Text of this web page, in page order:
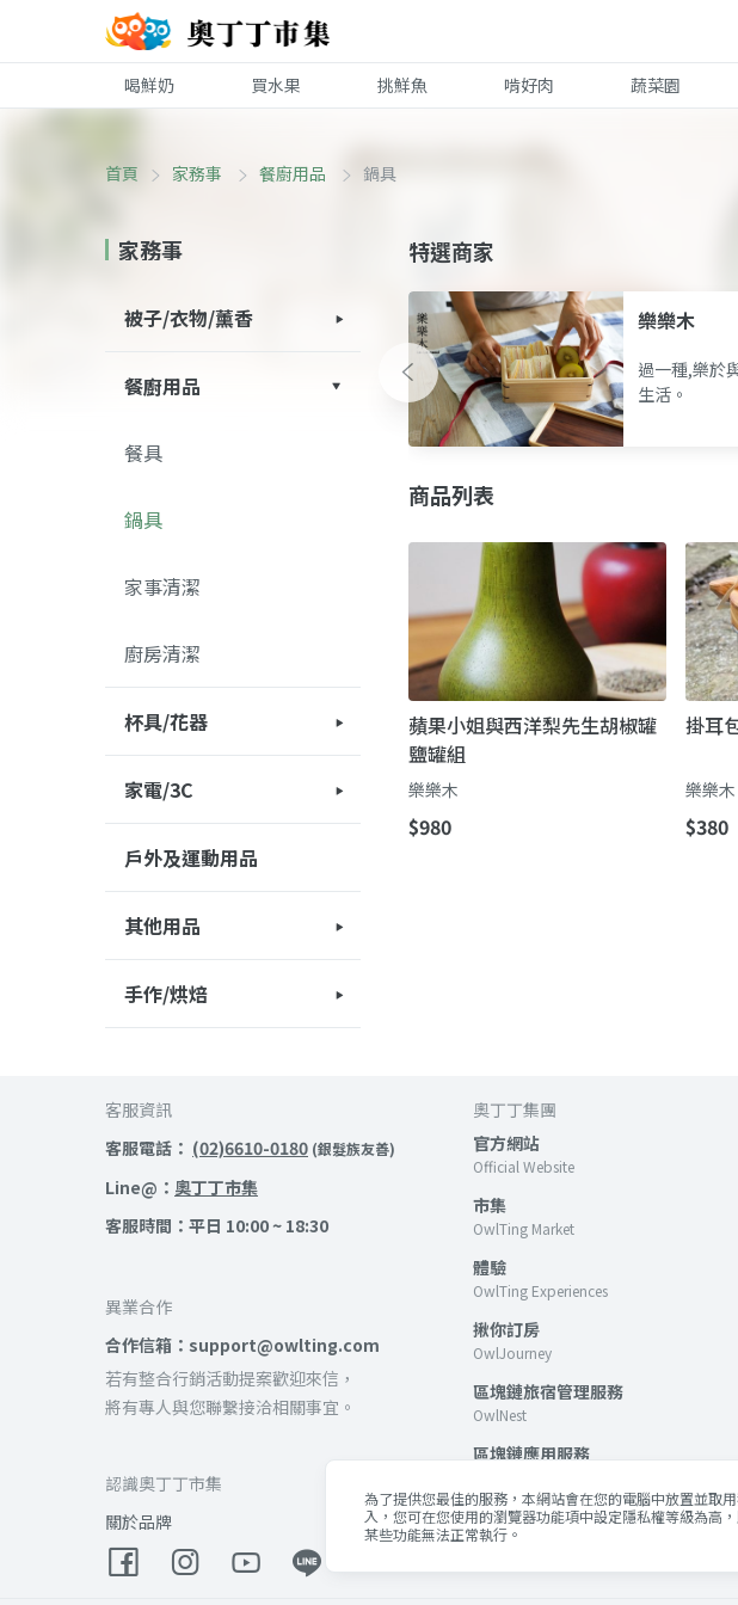
喝鮮奶 買水果 挑鮮魚 啃好肉 蔬菜園
首頁 家務事 餐廚用品 鍋具
家務事
被子/衣物/薰香
衣物
配件
被子
薰香
香品
餐廚用品
餐具
鍋具
家事清潔
廚房清潔
杯具/花器
杯具
園藝相關
家電/3C
家電
3C周邊
戶外及運動用品
其他用品
傢俱
其他用品
手作/烘焙
特選商家
樂樂木
過一種,樂於
生活。
商品列表
蘋果小姐與西洋梨先生胡椒罐
鹽罐組
樂樂木
$980
掛耳
樂樂木
$380
客服資訊
客服電話： (02)6610-0180 (銀髮族友善)
Line@： 奧丁丁市集
客服時間：平日 10:00 ~ 18:30
異業合作
合作信箱：support@owlting.com
若有整合行銷活動提案歡迎來信，
將有專人與您聯繫接洽相關事宜。
認識奧丁丁市集
關於品牌
奧丁丁集團
官方網站
Official Website
市集
OwlTing Market
體驗
OwlTing Experiences
揪你訂房
OwlJourney
區塊鏈旅宿管理服務
OwlNest
區塊鏈應用服務
客棧
OwlTing Blog
為了提供您最佳的服務，本網站會在您的電腦中放置並取
入，您可在您使用的瀏覽器功能項中設定隱私權等級為高
某些功能無法正常執行。